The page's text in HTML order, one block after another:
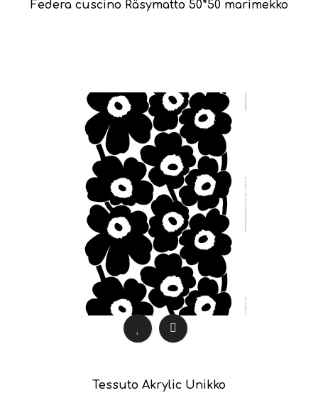
Federa cuscino Räsymatto 50*50 marimekko
Tessuto Akrylic Unikko